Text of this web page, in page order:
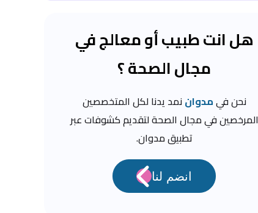
هل انت طبيب أو معالج في
مجال الصحة ؟
نحن فيمدوان نمد يدنا لكل المتخصصين
المرخصين في مجال الصحة لتقديم كشوفات عبر
تطبيق مدوان.
انضم لنا